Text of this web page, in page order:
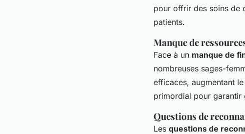
pour offrir des soins de
patients.
Manque de
Face à un manque de
nombreuses sages-
efficaces, augmentant
primordial pour garantir
Questions de
Les questions de